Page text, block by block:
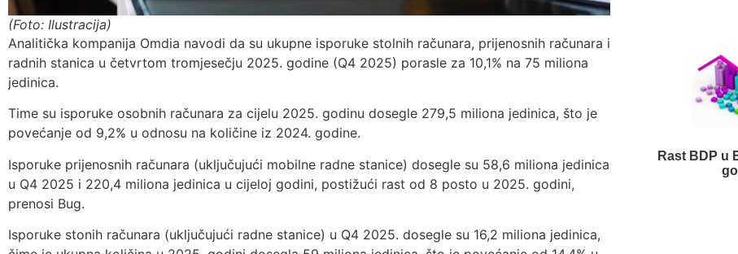
(Foto: Ilustracija)
Analitička kompanija Omdia navodi da su ukupne isporuke stolnih računara, prijenosnih računara i
radnih stanica u četvrtom tromjesečju 2025. godine (Q4 2025) porasle za 10,1% na 75 miliona
jedinica.
Time su isporuke osobnih računara za cijelu 2025. godinu dosegle 279,5 miliona jedinica, što je
povećanje od 9,2% u odnosu na količine iz 2024. godine.
Isporuke prijenosnih računara (uključujući mobilne radne stanice) dosegle su 58,6 miliona jedinica
u Q4 2025 i 220,4 miliona jedinica u cijeloj godini, postižući rast od 8 posto u 2025. godini,
prenosi Bug.
Isporuke stonih računara (uključujući radne stanice) u Q4 2025. dosegle su 16,2 miliona jedinica,
Rast BDP u